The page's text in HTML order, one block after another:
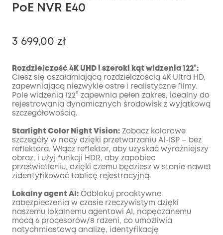
PoE NVR E40
3 699,00 zł
Wyłączony
Kod:
KOPIA
Rozdzielczość 4K UHD i szeroki kąt widzenia 122°:
Ciesz się oszałamiającą rozdzielczością 4K Ultra HD,
zapewniającą niezwykle ostre i realistyczne filmy.
Pole widzenia 122° zapewnia pełen zakres, idealny do
rejestrowania dynamicznych środowisk z wyjątkową
szczegółowością.
Starlight Color Night Vision: Zobacz kolorowe
szczegóły w nocy dzięki przetwarzaniu AI-ISP – bez
reflektora. Włącz reflektor, aby uzyskać wyraźniejszy
obraz, i użyj funkcji HDR, aby zapobiec
prześwietleniu, dzięki czemu będziesz w stanie nawet
zidentyfikować tablicę rejestracyjną.
Lokalny agent AI: Odblokuj proaktywne
zabezpieczenia w czasie rzeczywistym dzięki
naszemu lokalnemu agentowi AI, napędzanemu
mocą 6 procesorów/8 rdzeni, co umożliwia
natychmiastową analizę, identyfikację